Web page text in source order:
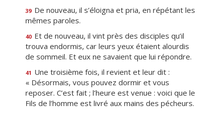
39 De nouveau, il s’éloigna et pria, en répétant les
mêmes paroles.
40 Et de nouveau, il vint près des disciples qu’il
trouva endormis, car leurs yeux étaient alourdis
de sommeil. Et eux ne savaient que lui répondre.
41 Une troisième fois, il revient et leur dit :
« Désormais, vous pouvez dormir et vous
reposer. C’est fait ; l’heure est venue : voici que le
Fils de l’homme est livré aux mains des pécheurs.